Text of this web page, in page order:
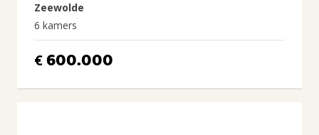
Zeewolde
6 kamers
€600.000